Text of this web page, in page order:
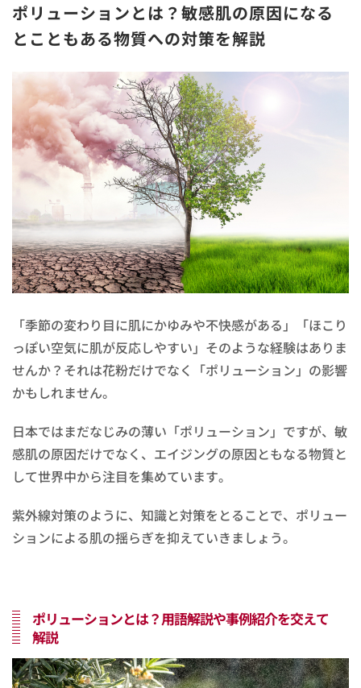
ポリューションとは？敏感肌の原因になる
とこともある物質への対策を解説
「季節の変わり目に肌にかゆみや不快感がある」「ほこり
っぽい空気に肌が反応しやすい」そのような経験はありま
せんか？それは花粉だけでなく「ポリューション」の影響
かもしれません。
日本ではまだなじみの薄い「ポリューション」ですが、敏
感肌の原因だけでなく、エイジングの原因ともなる物質と
して世界中から注目を集めています。
紫外線対策のように、知識と対策をとることで、ポリュー
ションによる肌の揺らぎを抑えていきましょう。
ポリューションとは？用語解説や事例紹介を交えて
解説